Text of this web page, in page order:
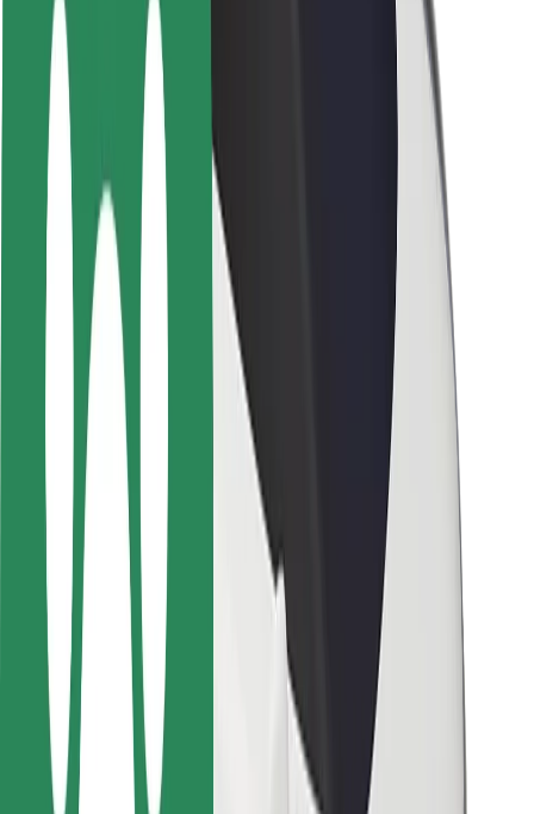
Keleivių saugumas
Vairuotojų saugumas
Paspirtukų saugumas
Saugumo laboratorija
Miestai
Vietovės
Sprendimai miestams
Oro uostai
„Bolt“ įkrovimo stotelės
Pagalba
Keleiviams
Vairuotojams
Kurjeriams
„Bolt Food“
Automobilių nuomos įmonių savininkams
Restoranams
„Bolt for Business“
Kita